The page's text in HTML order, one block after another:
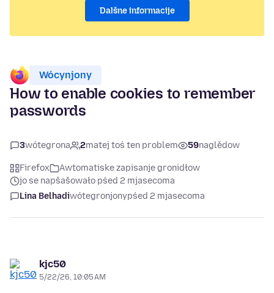
Dalšne informacije
Wócynjony
How to enable cookies to remember
passwords
3wótegrona 2matej toś ten problem 59naglědow
Firefox
Awtomatiske zapisanje gronidłow
jo se napšašowało pśed 2 mjasecoma
Lina Belhadiwótegronjonypśed 2 mjasecoma
kjc50
5/22/26, 10:05 AM